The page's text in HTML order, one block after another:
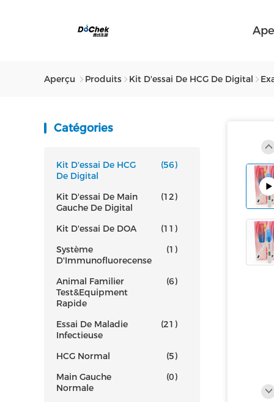
Aperçu Produits Kit D'essai De HCG De Digital
Catégories
Kit D'essai De HCG
De Digital
(56)
Kit D'essai De Main
Gauche De Digital
(12)
Kit D'essai De DOA
(11)
Système
D'Immunofluorecense
(1)
Animal Familier
Test&Equipment
Rapide
(6)
Essai De Maladie
Infectieuse
(21)
HCG Normal
(5)
Main Gauche
Normale
(0)